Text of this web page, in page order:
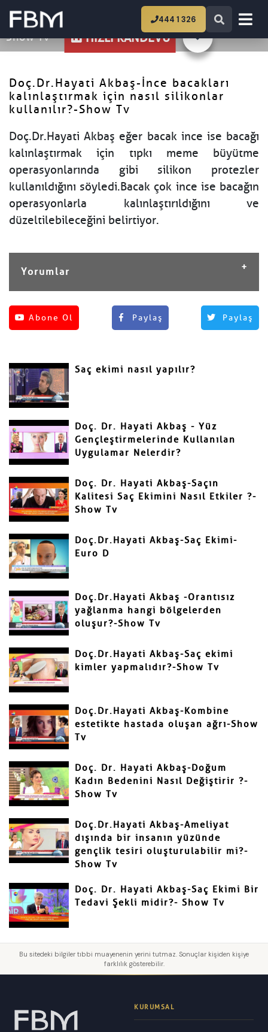
444 1 326
Doç.Dr.Hayati Akbaş-İnce bacakları
kalınlaştırmak için nasıl silikonlar kullanılır?-
Show Tv
HIZLI RANDEVU
Doç.Dr.Hayati Akbaş-İnce bacakları
kalınlaştırmak için nasıl silikonlar
kullanılır?-Show Tv
Doç.Dr.Hayati Akbaş eğer bacak ince ise bacağı
kalınlaştırmak için tıpkı meme büyütme
operasyonlarında gibi silikon protezler
kullanıldığını söyledi.Bacak çok ince ise bacağın
operasyonlarla kalınlaştırıldığını ve
düzeltilebileceğini belirtiyor.
Abone Ol Paylaş Paylaş
Yorumlar
Henüz yorum yapılmamış.
Adınız ve Soyadınız
Mail
Yorumunuz
Gönder
Saç ekimi nasıl yapılır?
Doç. Dr. Hayati Akbaş - Yüz
Gençleştirmelerinde Kullanılan
Uygulamar Nelerdir?
Doç. Dr. Hayati Akbaş-Saçın
Kalitesi Saç Ekimini Nasıl Etkiler ?-
Show Tv
Doç.Dr.Hayati Akbaş-Saç Ekimi-
Euro D
Doç.Dr.Hayati Akbaş -Orantısız
yağlanma hangi bölgelerden
oluşur?-Show Tv
Doç.Dr.Hayati Akbaş-Saç ekimi
kimler yapmalıdır?-Show Tv
Doç.Dr.Hayati Akbaş-Kombine
estetikte hastada oluşan ağrı-Show
Tv
Doç. Dr. Hayati Akbaş-Doğum
Kadın Bedenini Nasıl Değiştirir ?-
Show Tv
Doç.Dr.Hayati Akbaş-Ameliyat
dışında bir insanın yüzünde
gençlik tesiri oluşturulabilir mi?-
Show Tv
Doç. Dr. Hayati Akbaş-Saç Ekimi Bir
Tedavi Şekli midir?- Show Tv
Bu sitedeki bilgiler tıbbi muayenenin yerini tutmaz. Sonuçlar kişiden kişiye
farklılık gösterebilir.
KURUMSAL